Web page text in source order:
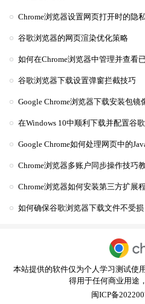
谷歌浏览器的网页渲染优化策略
如何在Chrome浏览器中管理并查看
谷歌浏览器下载设置弹窗拦截技巧
在Windows 10中顺利下载并配置谷
Google Chrome如何处理网页中的
Chrome浏览器多账户同步操作技巧
Chrome浏览器如何安装第三方扩展
如何确保谷歌浏览器下载文件不受损
本站提供的软件仅为个人学习测试使
得用于任何商业用途
闽ICP备